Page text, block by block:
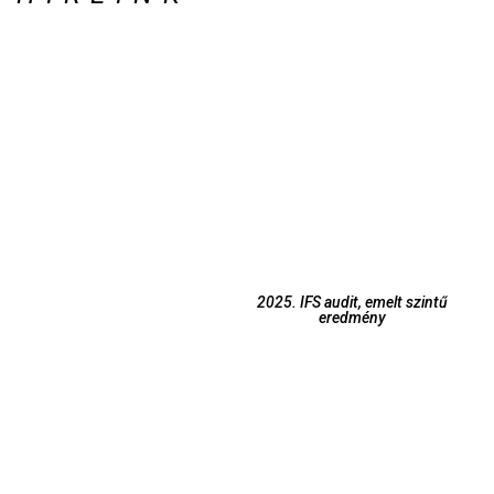
2025. IFS audit, emelt szintű
eredmény